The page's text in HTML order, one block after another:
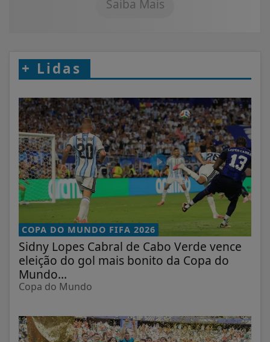
Saiba Mais
+ Lidas
COPA DO MUNDO FIFA 2026
Sidny Lopes Cabral de Cabo Verde vence
eleição do gol mais bonito da Copa do
Mundo...
Copa do Mundo